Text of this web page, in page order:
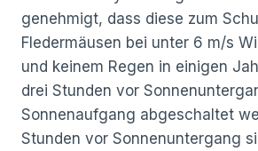
genehmigt, dass diese zum
Fledermäusen bei unter 6 m/s
und keinem Regen in einigen
drei Stunden vor
Sonnenaufgang abgeschaltet
Stunden vor Sonnenuntergang